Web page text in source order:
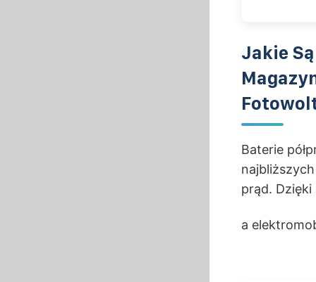
Jakie
Baterie
prąd.
a